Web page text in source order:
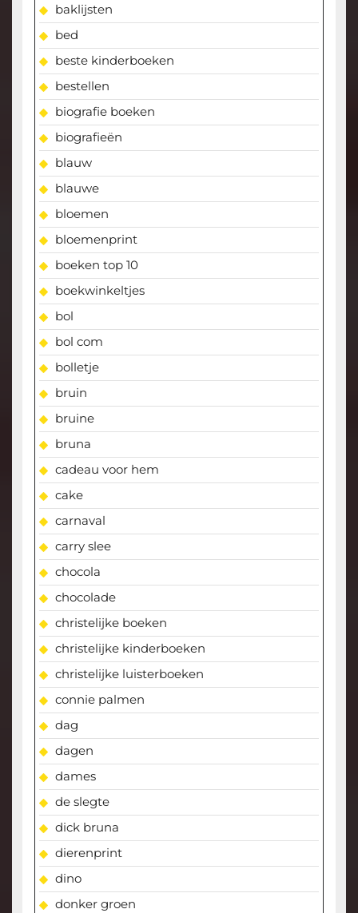
baklijsten
bed
beste kinderboeken
bestellen
biografie boeken
biografieën
blauw
blauwe
bloemen
bloemenprint
boeken top 10
boekwinkeltjes
bol
bol com
bolletje
bruin
bruine
bruna
cadeau voor hem
cake
carnaval
carry slee
chocola
chocolade
christelijke boeken
christelijke kinderboeken
christelijke luisterboeken
connie palmen
dag
dagen
dames
de slegte
dick bruna
dierenprint
dino
donker groen